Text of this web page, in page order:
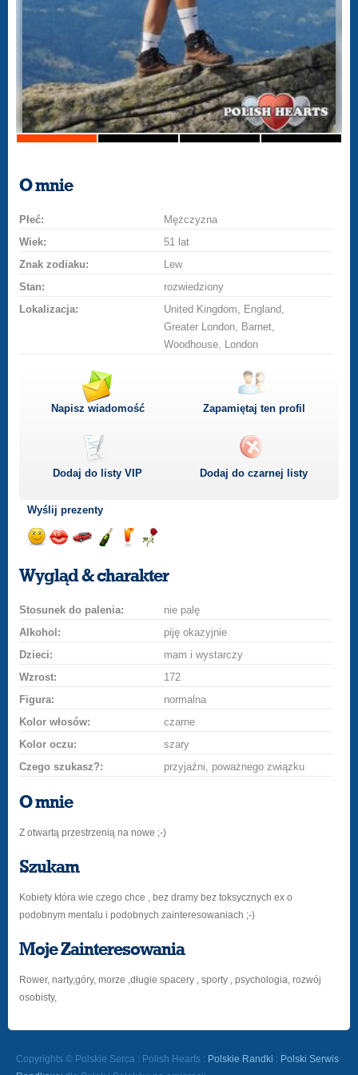
O mnie
Płeć:
Mężczyzna
Wiek:
51 lat
Znak zodiaku:
Lew
Stan:
rozwiedziony
Lokalizacja:
United Kingdom, England,
Greater London, Barnet,
Woodhouse, London
Napisz wiadomość Zapamiętaj ten profil
Dodaj do listyVIP Dodaj do czarnej listy
Wyślij prezenty
uśmiech
buziakasamochodem
szampana
drinka
różę
Wygląd & charakter
Stosunek do palenia:
nie palę
Alkohol:
piję okazyjnie
Dzieci:
mam i wystarczy
Wzrost:
172
Figura:
normalna
Kolor włosów:
czarne
Kolor oczu:
szary
Czego szukasz?:
przyjaźni, poważnego związku
O mnie
Z otwartą przestrzenią na nowe ;-)
Szukam
Kobiety która wie czego chce , bez dramy bez toksycznych ex o
podobnym mentalu i podobnych zainteresowaniach ;-)
Moje Zainteresowania
Rower, narty,góry, morze ,długie spacery , sporty , psychologia, rozwój
osobisty,
Copyrights © Polskie Serca : Polish Hearts : Polskie Randki : Polski Serwis